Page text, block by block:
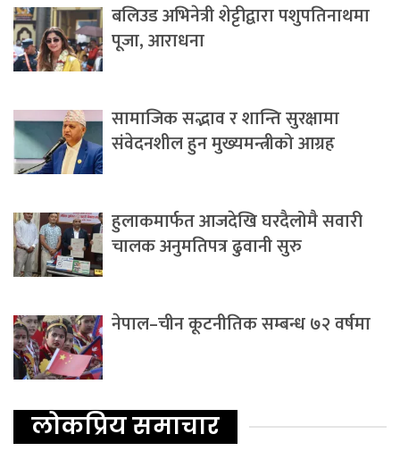
बलिउड अभिनेत्री शेट्टीद्वारा पशुपतिनाथमा
पूजा, आराधना
सामाजिक सद्भाव र शान्ति सुरक्षामा
संवेदनशील हुन मुख्यमन्त्रीको आग्रह
हुलाकमार्फत आजदेखि घरदैलोमै सवारी
चालक अनुमतिपत्र ढुवानी सुरु
नेपाल–चीन कूटनीतिक सम्बन्ध ७२ वर्षमा
लोकप्रिय समाचार